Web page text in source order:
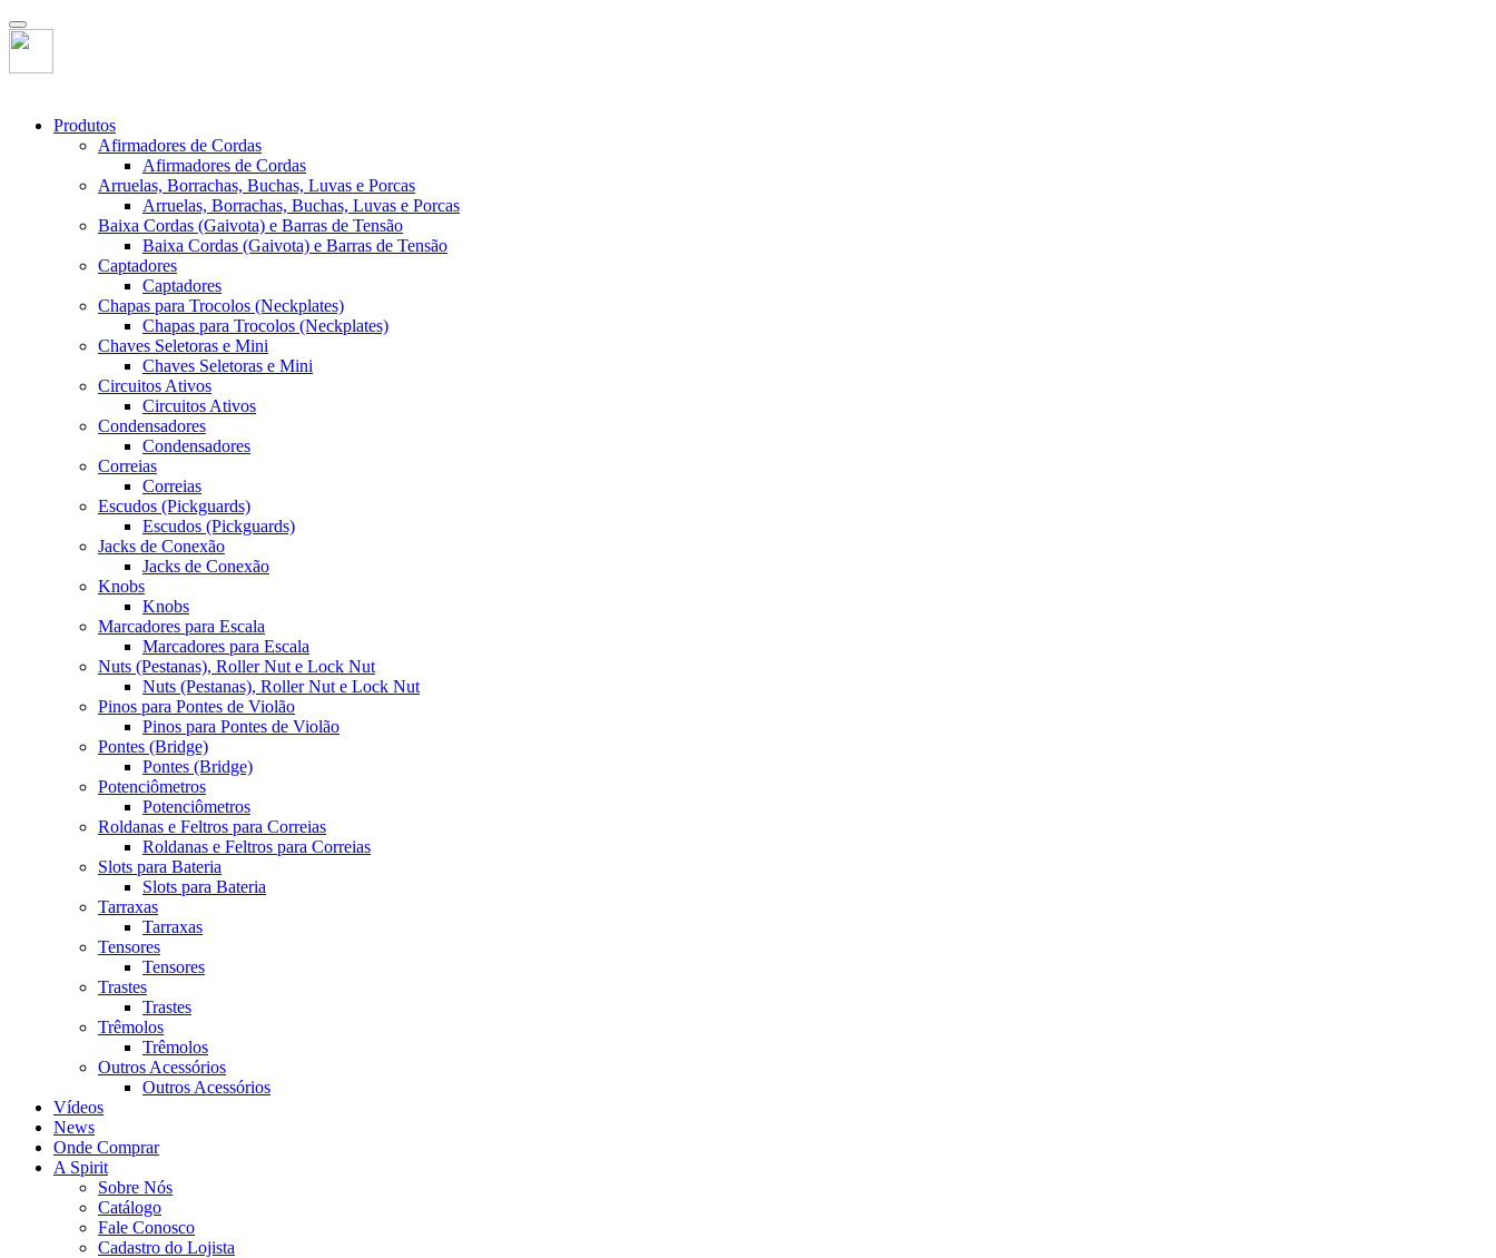
Produtos
Afirmadores de Cordas
Afirmadores de Cordas
Arruelas, Borrachas, Buchas, Luvas e Porcas
Arruelas, Borrachas, Buchas, Luvas e Porcas
Baixa Cordas (Gaivota) e Barras de Tensão
Baixa Cordas (Gaivota) e Barras de Tensão
Captadores
Captadores
Chapas para Trocolos (Neckplates)
Chapas para Trocolos (Neckplates)
Chaves Seletoras e Mini
Chaves Seletoras e Mini
Circuitos Ativos
Circuitos Ativos
Condensadores
Condensadores
Correias
Correias
Escudos (Pickguards)
Escudos (Pickguards)
Jacks de Conexão
Jacks de Conexão
Knobs
Knobs
Marcadores para Escala
Marcadores para Escala
Nuts (Pestanas), Roller Nut e Lock Nut
Nuts (Pestanas), Roller Nut e Lock Nut
Pinos para Pontes de Violão
Pinos para Pontes de Violão
Pontes (Bridge)
Pontes (Bridge)
Potenciômetros
Potenciômetros
Roldanas e Feltros para Correias
Roldanas e Feltros para Correias
Slots para Bateria
Slots para Bateria
Tarraxas
Tarraxas
Tensores
Tensores
Trastes
Trastes
Trêmolos
Trêmolos
Outros Acessórios
Outros Acessórios
Vídeos
News
Onde Comprar
A Spirit
Sobre Nós
Catálogo
Fale Conosco
Cadastro do Lojista